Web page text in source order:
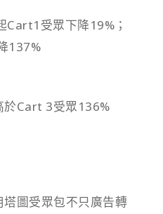
Cart1受眾下降19%；
137%
於Cart 3受眾136%
圖受眾包不只廣告轉